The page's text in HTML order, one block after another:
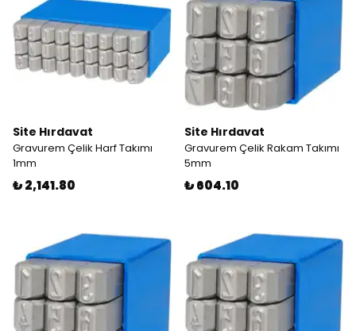
Site Hırdavat
Gravurem Çelik Harf Takımı
1mm
₺ 2,141.80
Site Hırdavat
Gravurem Çelik Rakam Takımı
5mm
₺ 604.10